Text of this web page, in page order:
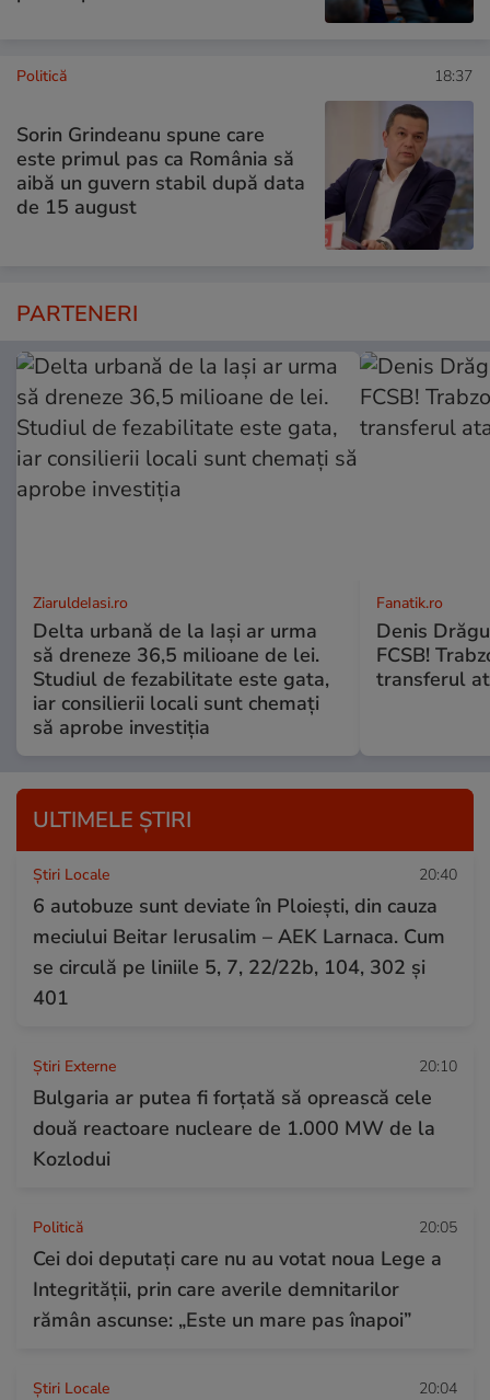
Politică 18:37
Sorin Grindeanu spune care
este primul pas ca România să
aibă un guvern stabil după data
de 15 august
PARTENERI
ZiaruldeIasi.ro
Delta urbană de la Iași ar urma
să dreneze 36,5 milioane de lei.
Studiul de fezabilitate este gata,
iar consilierii locali sunt chemați
să aprobe investiția
Fanatik.ro
Denis
FCSB!
transferul
ULTIMELE ȘTIRI
Știri Locale 20:40
6 autobuze sunt deviate în Ploiești, din cauza
meciului Beitar Ierusalim – AEK Larnaca. Cum
se circulă pe liniile 5, 7, 22/22b, 104, 302 și
401
Știri Externe 20:10
Bulgaria ar putea fi forțată să oprească cele
două reactoare nucleare de 1.000 MW de la
Kozlodui
Politică 20:05
Cei doi deputați care nu au votat noua Lege a
Integrității, prin care averile demnitarilor
rămân ascunse: „Este un mare pas înapoi”
Știri Locale 20:04